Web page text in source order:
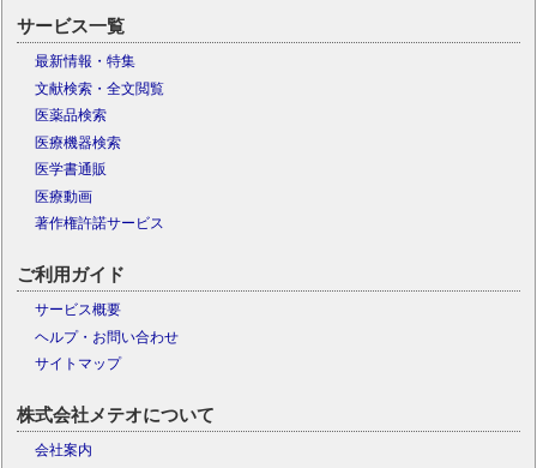
サービス一覧
最新情報・特集
文献検索・全文閲覧
医薬品検索
医療機器検索
医学書通販
医療動画
著作権許諾サービス
ご利用ガイド
サービス概要
ヘルプ・お問い合わせ
サイトマップ
株式会社メテオについて
会社案内